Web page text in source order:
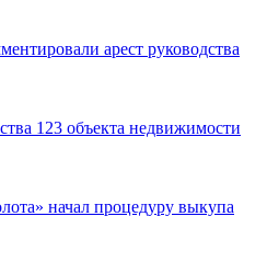
арест руководства
123 объекта недвижимости
начал процедуру выкупа